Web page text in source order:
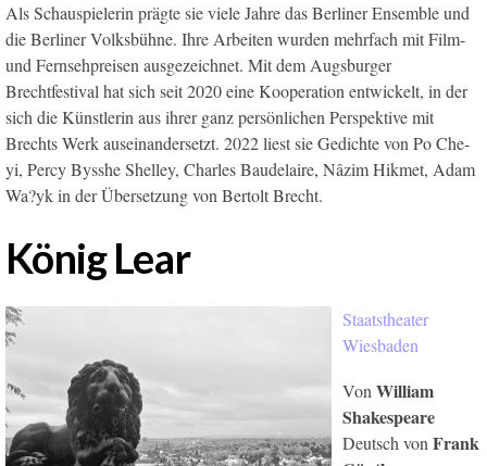
Als Schauspielerin prägte sie viele Jahre das Berliner Ensemble und
die Berliner Volksbühne. Ihre Arbeiten wurden mehrfach mit Film-
und Fernsehpreisen ausgezeichnet. Mit dem Augsburger
Brechtfestival hat sich seit 2020 eine Kooperation entwickelt, in der
sich die Künstlerin aus ihrer ganz persönlichen Perspektive mit
Brechts Werk auseinandersetzt. 2022 liest sie Gedichte von Po Che-
yi, Percy Bysshe Shelley, Charles Baudelaire, Nâzim Hikmet, Adam
Wa?yk in der Übersetzung von Bertolt Brecht.
König Lear
Staatstheater
Wiesbaden
Von William
Shakespeare
Deutsch von Frank